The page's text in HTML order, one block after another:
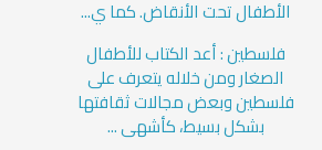
الأطفال تحت الأنقاض. كما ي...
فلسطين : أعد الكتاب للأطفال
الصغار ومن خلاله يتعرف على
فلسطين وبعض مجالات ثقافتها
بشكل بسيط، كأشهى ...